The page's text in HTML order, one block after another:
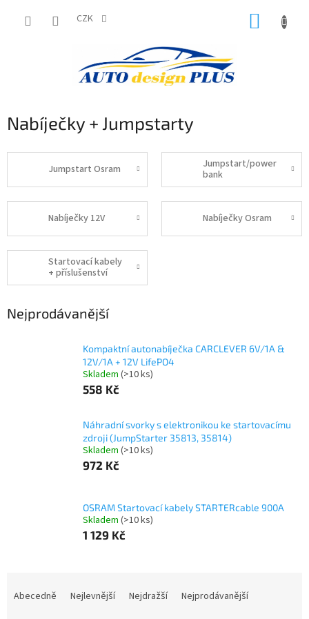
CZK
Nabíječky + Jumpstarty
Jumpstart Osram
Jumpstart/power
bank
Nabíječky 12V Nabíječky Osram
Startovací kabely
+ příslušenství
Nejprodávanější
Kompaktní autonabíječka CARCLEVER 6V/1A &
12V/1A + 12V LifePO4
Skladem (>10 ks)
558 Kč
Náhradní svorky s elektronikou ke startovacímu
zdroji (JumpStarter 35813, 35814)
Skladem (>10 ks)
972 Kč
OSRAM Startovací kabely STARTERcable 900A
Skladem (>10 ks)
1 129 Kč
Abecedně Nejlevnější Nejdražší Nejprodávanější